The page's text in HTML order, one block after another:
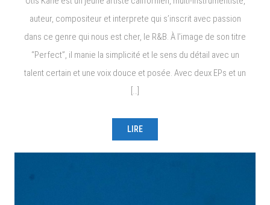
auteur, compositeur et interprete qui s’inscrit avec passion
dans ce genre qui nous est cher, le R&B. À l’image de son titre
“Perfect”, il manie la simplicité et le sens du détail avec un
talent certain et une voix douce et posée. Avec deux EPs et un
[…]
LIRE